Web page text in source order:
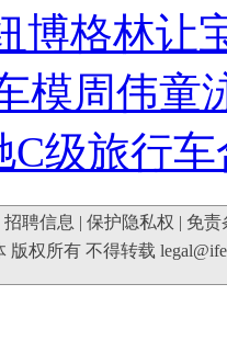
博格林让
模周伟童
C级旅行
招聘信息 | 保护隐私权 | 免责
版权所有 不得转载